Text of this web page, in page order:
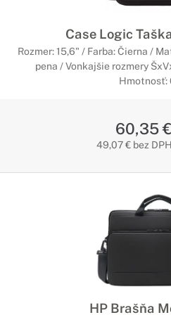
Case Logic
Rozmer: 15,6" / Farba: Čierna /
pena / Vonkajšie rozmery
Hmotnosť:
60,35 €
49,07 € bez DPH
HP Brašňa